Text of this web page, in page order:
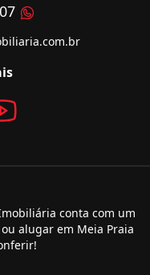
conta com um
alugar em Meia Praia